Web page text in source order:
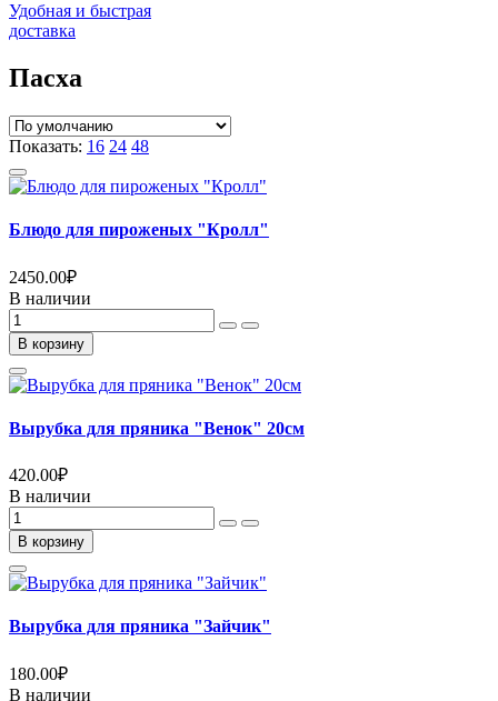
Удобная и быстрая
доставка
Пасха
Показать: 16 24 48
Блюдо для пироженых "Кролл"
2450.00₽
В наличии
В корзину
Вырубка для пряника "Венок" 20см
420.00₽
В наличии
В корзину
Вырубка для пряника "Зайчик"
180.00₽
В наличии